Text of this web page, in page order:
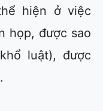
hiện ở việc
họp, được sao
luật), được